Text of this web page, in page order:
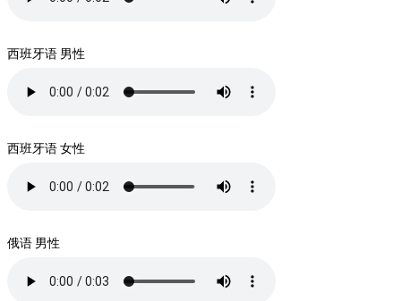
西班牙语 男性
西班牙语 女性
俄语 男性